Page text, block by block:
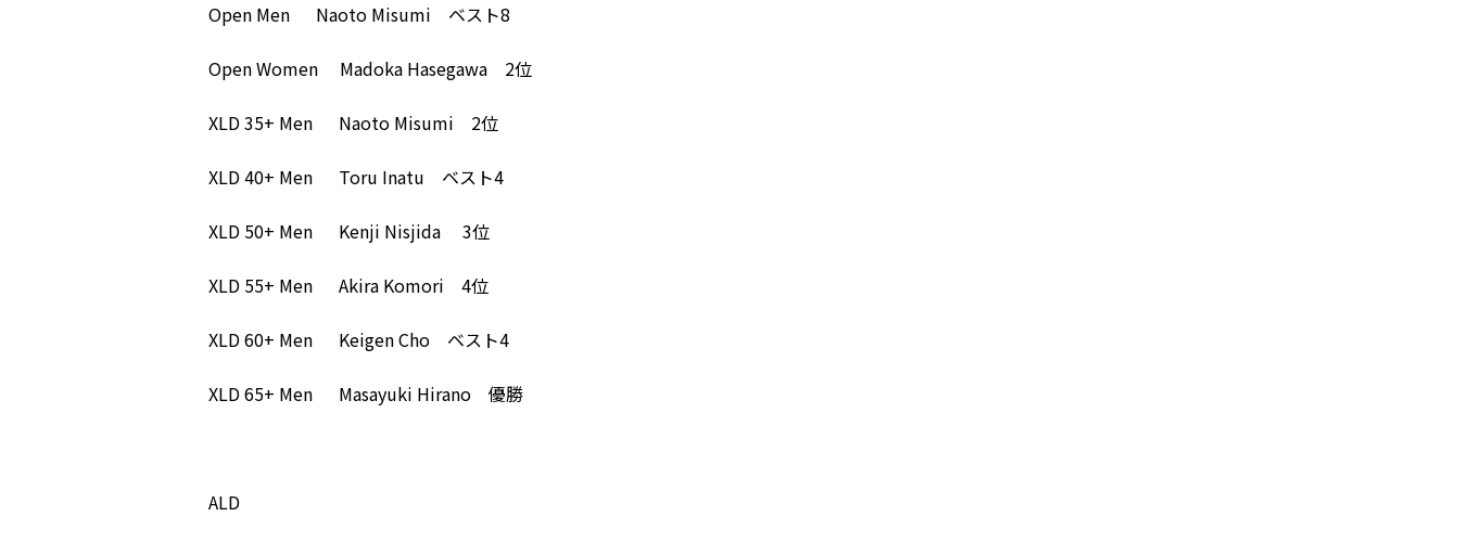
Open Men Naoto Misumi ベスト8
Open Women Madoka Hasegawa 2位
XLD 35+ Men Naoto Misumi 2位
XLD 40+ Men Toru Inatu ベスト4
XLD 50+ Men Kenji Nisjida 3位
XLD 55+ Men Akira Komori 4位
XLD 60+ Men Keigen Cho ベスト4
XLD 65+ Men Masayuki Hirano 優勝
ALD